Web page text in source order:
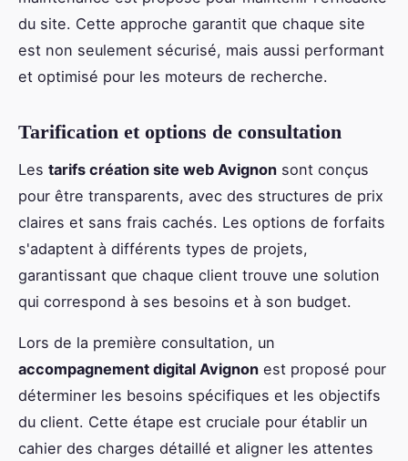
du site. Cette approche garantit que chaque site
est non seulement sécurisé, mais aussi performant
et optimisé pour les moteurs de recherche.
Tarification et options de consultation
Les tarifs création site web Avignon sont conçus
pour être transparents, avec des structures de prix
claires et sans frais cachés. Les options de forfaits
s'adaptent à différents types de projets,
garantissant que chaque client trouve une solution
qui correspond à ses besoins et à son budget.
Lors de la première consultation, un
accompagnement digital Avignon est proposé pour
déterminer les besoins spécifiques et les objectifs
du client. Cette étape est cruciale pour établir un
cahier des charges détaillé et aligner les attentes